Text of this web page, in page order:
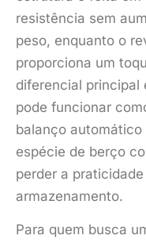
resistência sem
peso, enquanto o
proporciona um
diferencial principal
pode funcionar
balanço
espécie de berço
perder a
armazenamento.
Para quem busca